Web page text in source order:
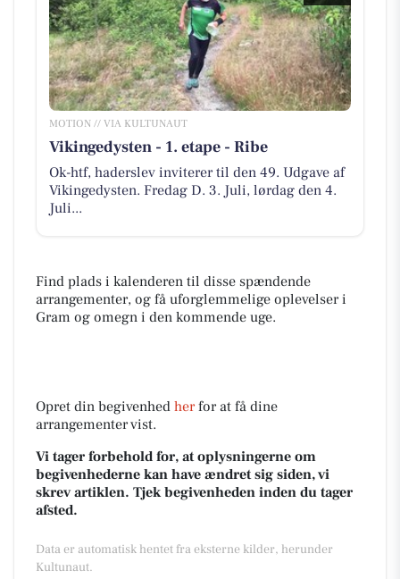
MOTION // VIA KULTUNAUT
Vikingedysten - 1. etape - Ribe
Ok-htf, haderslev inviterer til den 49. Udgave af
Vikingedysten. Fredag D. 3. Juli, lørdag den 4.
Juli...
Find plads i kalenderen til disse spændende
arrangementer, og få uforglemmelige oplevelser i
Gram og omegn i den kommende uge.
Opret din begivenhed herfor at få dine
arrangementer vist.
Vi tager forbehold for, at oplysningerne om
begivenhederne kan have ændret sig siden, vi
skrev artiklen. Tjek begivenheden inden du tager
afsted.
Data er automatisk hentet fra eksterne kilder, herunder
Kultunaut.